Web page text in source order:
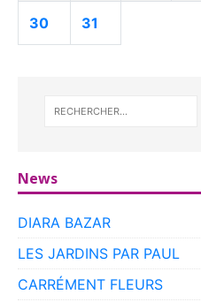
30 31
News
DIARA BAZAR
LES JARDINS PAR PAUL
CARRÉMENT FLEURS